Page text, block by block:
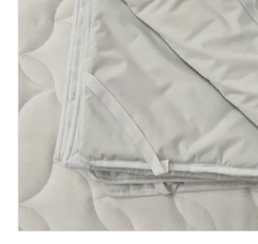
Pöydät ja tuolit
Säilytys
Työpöydät ja työtuolit
Matot
Ulkokalusteet